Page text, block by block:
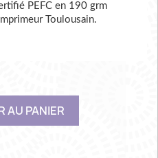
PEFC en 190 grm
Toulousain.
AU PANIER